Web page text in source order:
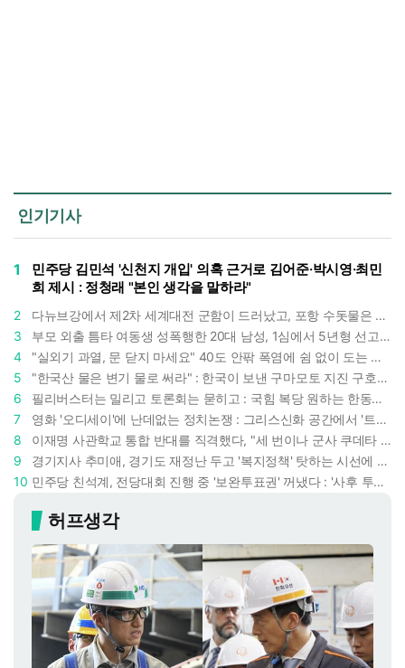
인기기사
1
민주당 김민석 '신천지 개입' 의혹 근거로 김어준·박시영·최민
희 제시 : 정청래 "본인 생각을 말하라"
2
다뉴브강에서 제2차 세계대전 군함이 드러났고, 포항 수돗물은 갑자기 짜졌다 : 폭염·가뭄이 만든 낯선 풍경
3
부모 외출 틈타 여동생 성폭행한 20대 남성, 1심에서 5년형 선고 : 친족 간 '암수범죄'의 심각성
4
"실외기 과열, 문 닫지 마세요" 40도 안팎 폭염에 쉼 없이 도는 에어컨 : 화재 위험 경고등!
5
"한국산 물은 변기 물로 써라" : 한국이 보낸 구마모토 지진 구호품에 한 일본인의 '어처구니 없는' 반응
6
필리버스터는 밀리고 토론회는 묻히고 : 국힘 복당 원하는 한동훈, '검사 정치'의 한계만 드러내나
7
영화 '오디세이'에 난데없는 정치논쟁 : 그리스신화 공간에서 '트럼프 전쟁의 참혹함'이 보인다
8
이재명 사관학교 통합 반대를 직격했다, "세 번이나 군사 쿠데타 했는데 압도적 지위"
9
경기지사 추미애, 경기도 재정난 두고 '복지정책' 탓하는 시선에 정면 반박 : "고령자와 아이 인구 급증"
10
민주당 친석계, 전당대회 진행 중 '보완투표권' 꺼냈다 : '사후 투표 허용' 무리수에 정청래 "투표 쿠데타"
허프생각